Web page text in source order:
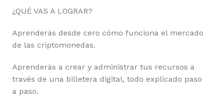
¿QUÉ VAS A LOGRAR?
Aprenderás desde cero cómo funciona el mercado
de las criptomonedas.
Aprenderás a crear y administrar tus recursos a
través de una billetera digital, todo explicado paso
a paso.